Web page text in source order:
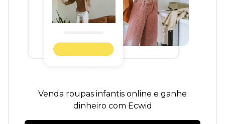
Venda roupas infantis online e ganhe
dinheiro com Ecwid